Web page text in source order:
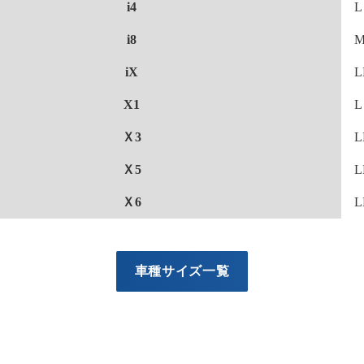
i4 L
i8
iX
X1 L
Ｘ3
Ｘ5
Ｘ6
車種サイズ一覧